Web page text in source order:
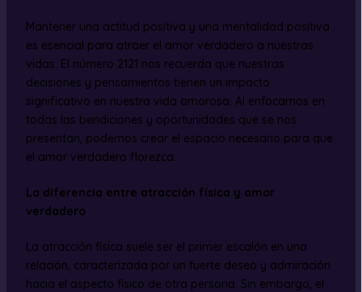
Mantener una actitud positiva y una mentalidad positiva
es esencial para atraer el amor verdadero a nuestras
vidas. El número 2121 nos recuerda que nuestras
decisiones y pensamientos tienen un impacto
significativo en nuestra vida amorosa. Al enfocarnos en
todas las bendiciones y oportunidades que se nos
presentan, podemos crear el espacio necesario para que
el amor verdadero florezca.
La diferencia entre atracción física y amor
verdadero
La atracción física suele ser el primer escalón en una
relación, caracterizada por un fuerte deseo y admiración
hacia el aspecto físico de otra persona. Sin embargo, el